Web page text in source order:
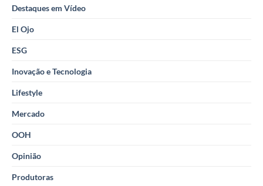
Destaques em Vídeo
El Ojo
ESG
Inovação e Tecnologia
Lifestyle
Mercado
OOH
Opinião
Produtoras